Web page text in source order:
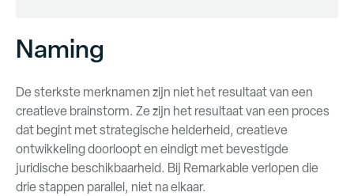
Naming
De sterkste merknamen zijn niet het resultaat van een
creatieve brainstorm. Ze zijn het resultaat van een proces
dat begint met strategische helderheid, creatieve
ontwikkeling doorloopt en eindigt met bevestigde
juridische beschikbaarheid. Bij Remarkable verlopen die
drie stappen parallel, niet na elkaar.